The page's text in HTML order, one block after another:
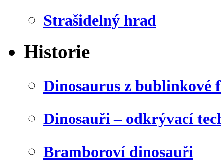
Strašidelný hrad
Historie
Dinosaurus z bublinkové
Dinosauři – odkrývací
Bramboroví dinosauři